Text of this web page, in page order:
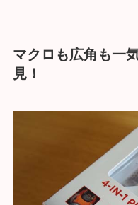
マクロも広角も一
見！